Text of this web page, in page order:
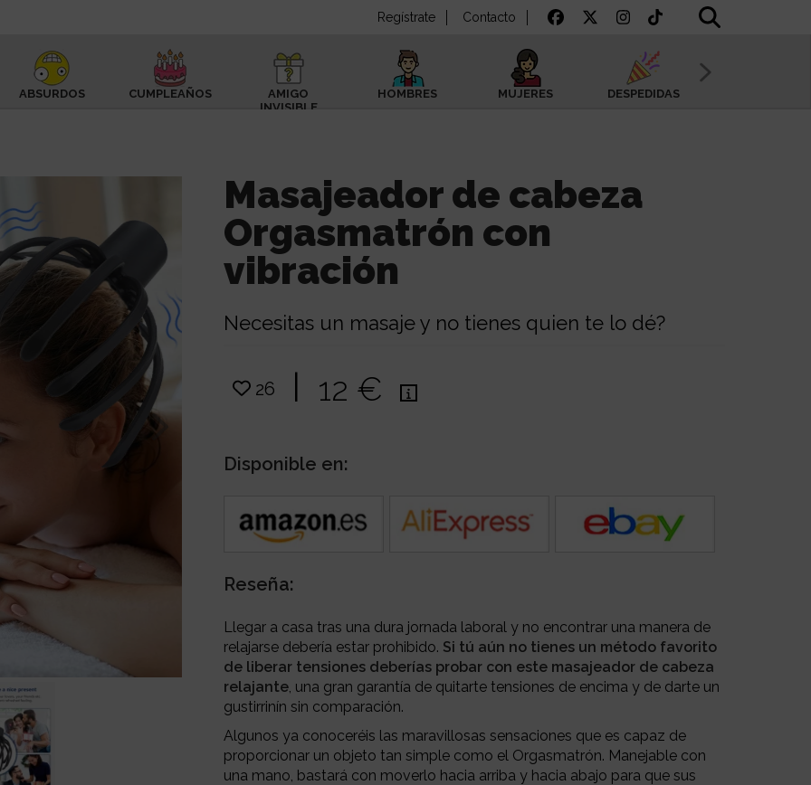
Regístrate Contacto
ABSURDOS CUMPLEAÑOS
AMIGO
INVISIBLE
HOMBRES MUJERES DESPEDIDAS
Masajeador de cabeza
Orgasmatrón con
vibración
Necesitas un masaje y no tienes quien te lo dé?
26 | 12 €
Disponible en:
Reseña:
Llegar a casa tras una dura jornada laboral y no encontrar una manera de
relajarse debería estar prohibido. Si tú aún no tienes un método favorito
de liberar tensiones deberías probar con este masajeador de cabeza
relajante , una gran garantía de quitarte tensiones de encima y de darte un
gustirrinín sin comparación.
Algunos ya conoceréis las maravillosas sensaciones que es capaz de
proporcionar un objeto tan simple como el Orgasmatrón. Manejable con
una mano, bastará con moverlo hacia arriba y hacia abajo para que sus